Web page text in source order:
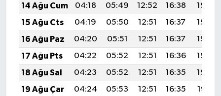
14 Ağu Cum
04:18 05:49 12:52 16:38
19:44
15 Ağu Cts
04:19 05:50 12:51 16:37
19:43
16 Ağu Paz
04:20 05:51 12:51 16:37
19:42
17 Ağu Pts
04:22 05:52 12:51 16:36
19:40
18 Ağu Sal
04:23 05:52 12:51 16:35
19:39
19 Ağu Çar
04:24 05:53 12:51 16:35
19:38